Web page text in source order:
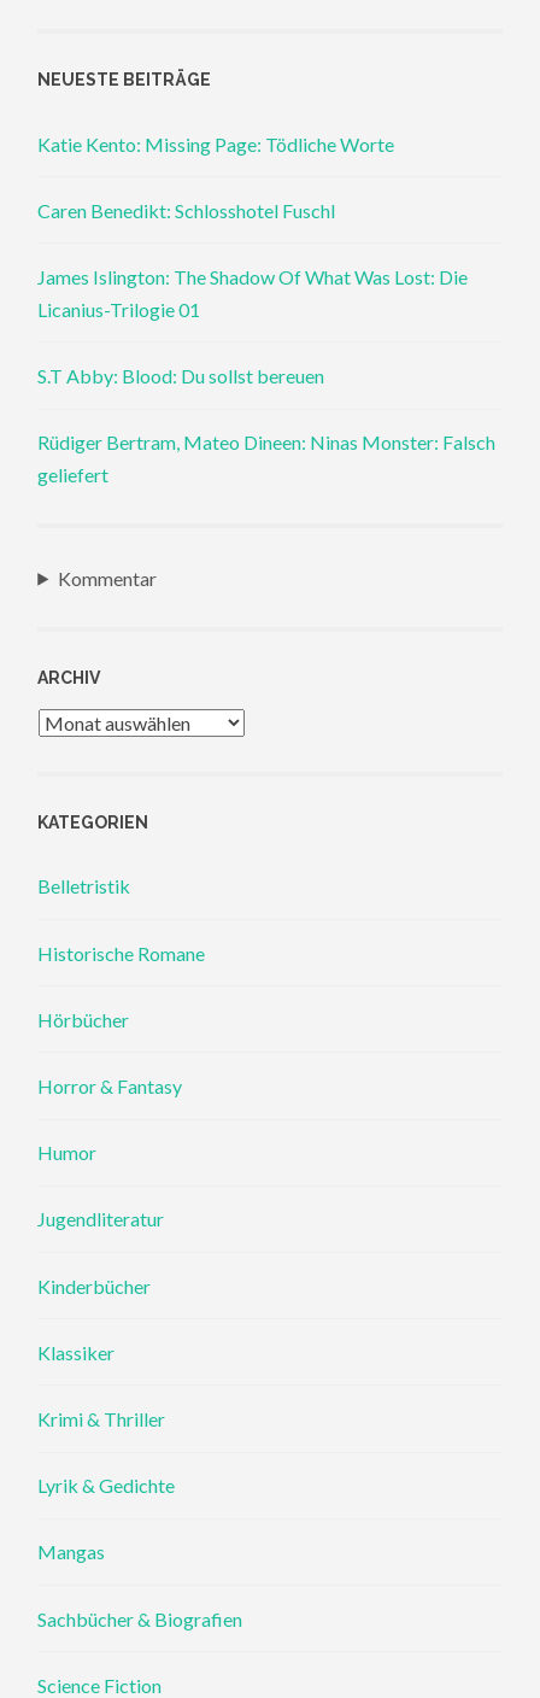
NEUESTE BEITRÄGE
Katie Kento: Missing Page: Tödliche Worte
Caren Benedikt: Schlosshotel Fuschl
James Islington: The Shadow Of What Was Lost: Die
Licanius-Trilogie 01
S.T Abby: Blood: Du sollst bereuen
Rüdiger Bertram, Mateo Dineen: Ninas Monster: Falsch
geliefert
Kommentar
ARCHIV
Archiv
KATEGORIEN
Belletristik
Historische Romane
Hörbücher
Horror & Fantasy
Humor
Jugendliteratur
Kinderbücher
Klassiker
Krimi & Thriller
Lyrik & Gedichte
Mangas
Sachbücher & Biografien
Science Fiction